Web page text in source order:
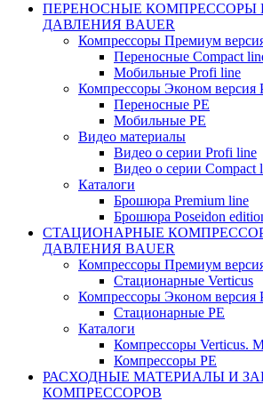
ПЕРЕНОСНЫЕ КОМПРЕССОРЫ
ДАВЛЕНИЯ BAUER
Компрессоры Премиум
Переносные Compact
Мобильные Profi line
Компрессоры Эконом версия
Переносные PE
Мобильные PE
Видео материалы
Видео о серии Profi line
Видео о серии Compact
Каталоги
Брошюра Premium line
Брошюра Poseidon
СТАЦИОНАРНЫЕ
ДАВЛЕНИЯ BAUER
Компрессоры Премиум
Стационарные Verticus
Компрессоры Эконом версия
Стационарные PE
Каталоги
Компрессоры Verticus.
Компрессоры PE
РАСХОДНЫЕ МАТЕРИАЛЫ И
КОМПРЕССОРОВ